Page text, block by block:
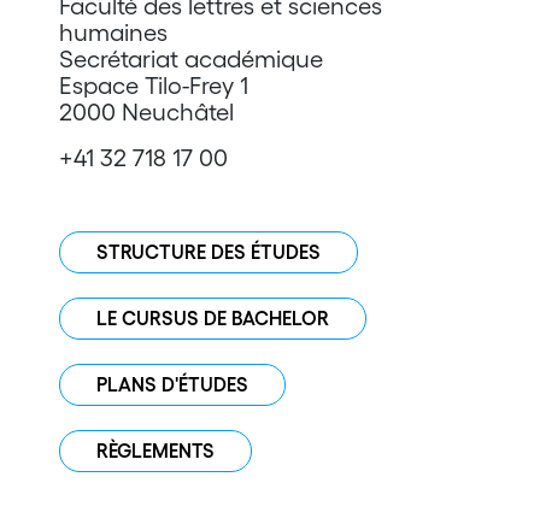
Faculté des lettres et sciences
humaines
Secrétariat académique
Espace Tilo-Frey 1
2000 Neuchâtel
+41 32 718 17 00
STRUCTURE DES ÉTUDES
LE CURSUS DE BACHELOR
PLANS D'ÉTUDES
RÈGLEMENTS